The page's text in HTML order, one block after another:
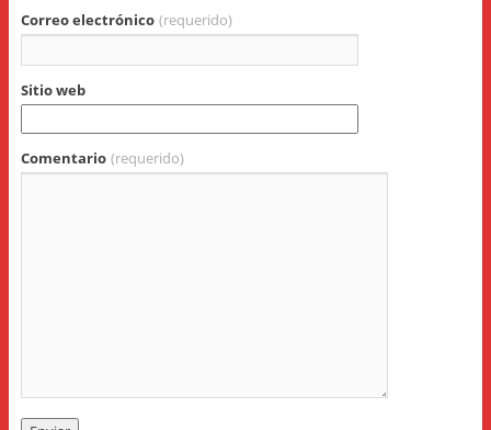
Correo electrónico (requerido)
Sitio web
Comentario (requerido)